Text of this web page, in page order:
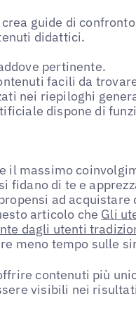
guide di
didattici.
pertinente.
facili da
nei riepiloghi
dispone di
il massimo
fidano di te e
ad acquistare
articolo che Gli
dagli utenti
meno tempo sulle
contenuti più
visibili nei